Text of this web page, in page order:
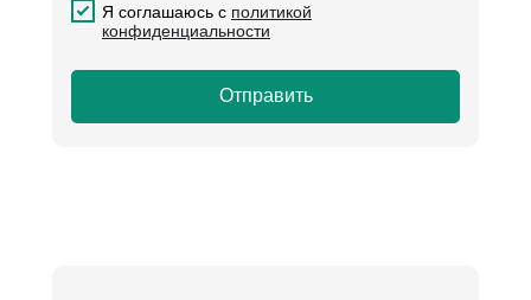
Я соглашаюсь с политикой
конфиденциальности
Отправить